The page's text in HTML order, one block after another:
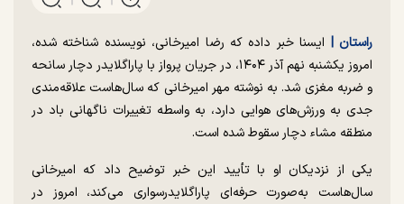
راستان | ایسنا خبر داده که رضا امیرخانی، نویسنده شناخته شده،
امروز یکشنبه نهم آذر ۱۴۰۴، در جریان پرواز با پاراگلایدر دچار سانحه
و ضربه مغزی شد. به نوشته مهر امیرخانی که سال‌هاست علاقه‌مندی
جدی به ورزش‌های هوایی دارد، به واسطه تغییرات ناگهانی باد در
منطقه مشاء دچار سقوط شده است.
یکی از نزدیکان او با تأیید این خبر توضیح داد که امیرخانی
سال‌هاست به‌صورت حرفه‌ای پاراگلایدرسواری می‌کند، امروز در